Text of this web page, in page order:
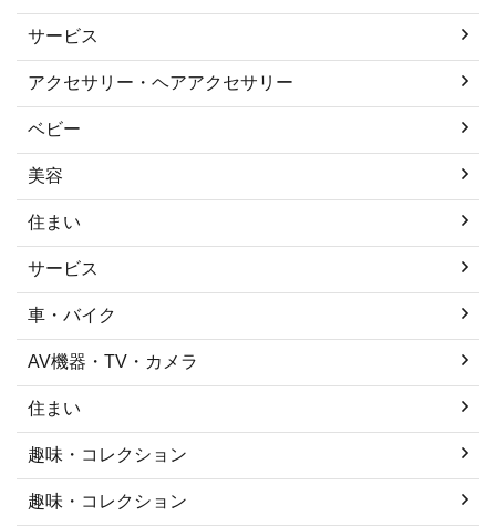
サービス
アクセサリー・ヘアアクセサリー
ベビー
美容
住まい
サービス
車・バイク
AV機器・TV・カメラ
住まい
趣味・コレクション
趣味・コレクション